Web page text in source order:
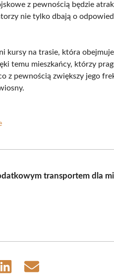
z pewnością będzie
nie tylko dbają o
kursy na trasie, która
temu mieszkańcy, którzy
z pewnością zwiększy jego
transportem dla
Share
Share